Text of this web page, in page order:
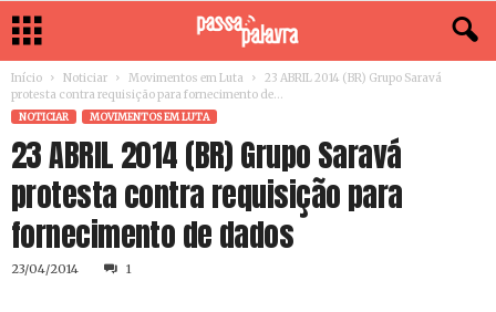
Início Noticiar Movimentos em Luta
23 ABRIL 2014 (BR) Grupo Saravá
protesta contra requisição para fornecimento de...
NOTICIAR MOVIMENTOS EM LUTA
23 ABRIL 2014 (BR) Grupo Saravá
protesta contra requisição para
fornecimento de dados
23/04/2014 1